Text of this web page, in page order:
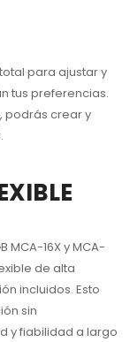
para ajustar y
tus preferencias.
podrás crear y
MCA-16X y MCA-
de alta
incluidos. Esto
sin
y fiabilidad a largo